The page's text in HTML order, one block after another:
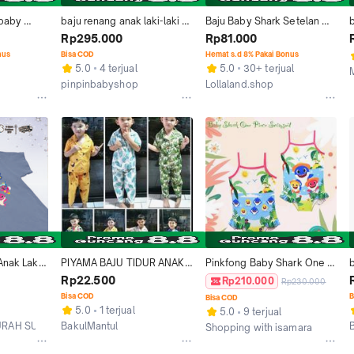
usia
baju renang anak laki-laki
ikan hiu baby shark /
swimsuit anak
Rp295.000
Bisa COD
5.0
4 terjual
pinpinbabyshop
Baju Baby Shark Setelan
Anak Import
Rp81.000
Hemat s.d 8% Pakai Bonus
5.0
30+ terjual
Lollaland.shop
Laki
SURABAYA
PIYAMA BAJU TIDUR ANAK
NO. 2 (3 sd 4 thn) - BABY
SHARK NO.2
Rp22.500
Bisa COD
5.0
1 terjual
BakulMantul
Pinkfong Baby Shark One
Piece Swimsuit / Baju
Renang Anak
Rp210.000 Rp230.000
Bisa COD
5.0
9 terjual
Shopping with isamara